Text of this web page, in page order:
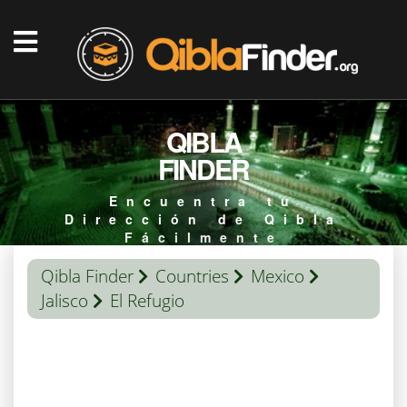
QIBLA
FINDER
Encuentra tu
Dirección de Qibla
Fácilmente
Qibla Finder Countries
Mexico
Jalisco
El Refugio